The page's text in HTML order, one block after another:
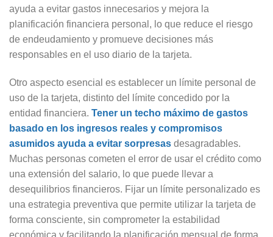
ayuda a evitar gastos innecesarios y mejora la
planificación financiera personal, lo que reduce el riesgo
de endeudamiento y promueve decisiones más
responsables en el uso diario de la tarjeta.
Otro aspecto esencial es establecer un límite personal de
uso de la tarjeta, distinto del límite concedido por la
entidad financiera. Tener un techo máximo de gastos
basado en los ingresos reales y compromisos
asumidos ayuda a evitar sorpresas desagradables.
Muchas personas cometen el error de usar el crédito como
una extensión del salario, lo que puede llevar a
desequilibrios financieros. Fijar un límite personalizado es
una estrategia preventiva que permite utilizar la tarjeta de
forma consciente, sin comprometer la estabilidad